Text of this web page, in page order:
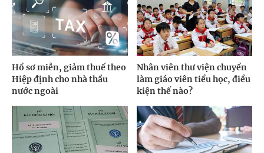
Hồ sơ miễn, giảm thuế theo
Hiệp định cho nhà thầu
nước ngoài
Nhân viên thư viện chuyển
làm giáo viên tiểu học, điều
kiện thế nào?